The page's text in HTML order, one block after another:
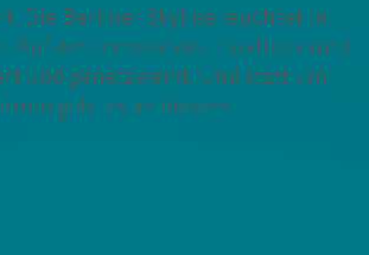
Die Berliner Skyline leuchtet in
Auf der Terrasse des FluxBaus wird
und genetzwerkt. Und statt um
geht es an diesem